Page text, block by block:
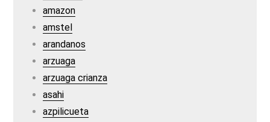
amazon
amstel
arandanos
arzuaga
arzuaga crianza
asahi
azpilicueta